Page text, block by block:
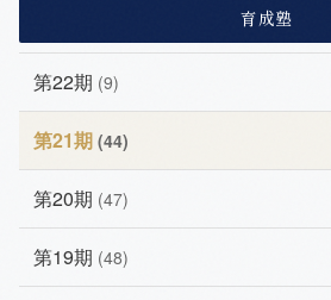
育成塾
第22期 (9)
第21期 (44)
第20期 (47)
第19期 (48)